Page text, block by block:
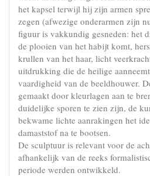
het kapsel terwijl hij zijn armen
zegen (afwezige onderarmen zijn
figuur is vakkundig gesneden: het
de plooien van het habijt komt,
krullen van het haar, licht
uitdrukking die de heilige
vaardigheid van de beeldhouwer.
gemaakt door kleurlagen aan te
duidelijke sporen te zien zijn, de
bekwame lichte aanrakingen het
damaststof na te bootsen.
De sculptuur is relevant voor de
afhankelijk van de reeks
periode werden ontwikkeld.